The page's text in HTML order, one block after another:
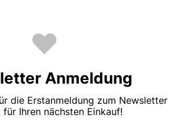
Anmeldung
die Erstanmeldung zum Newsletter
für Ihren nächsten Einkauf!